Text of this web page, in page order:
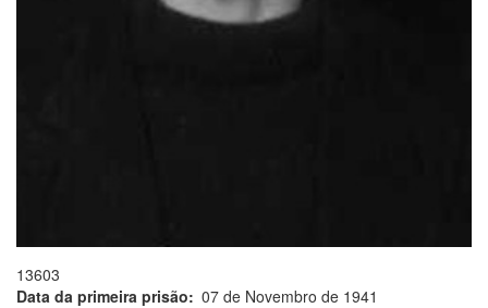
13603
Data da primeira prisão
07 de Novembro de 1941